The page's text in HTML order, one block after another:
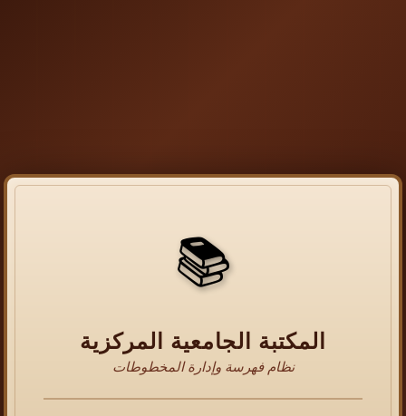
📚
المكتبة الجامعية المركزية
نظام فهرسة وإدارة المخطوطات